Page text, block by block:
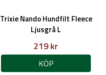
Trixie Nando Hundfilt Fleece
Ljusgrå L
219 kr
KÖP